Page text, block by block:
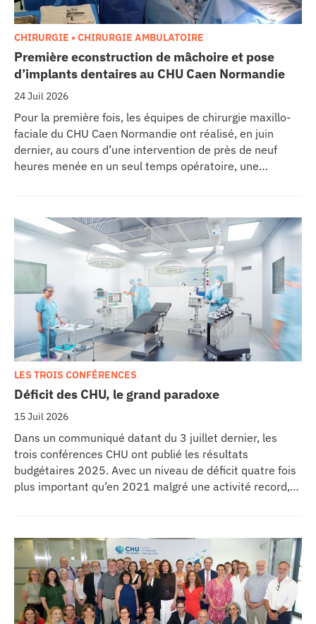
l’éditeur
un CHU
Première econstruction de mâchoire et pose
d’implants dentaires au CHU Caen Normandie
24 Juil 2026
CHIRURGIE • CHIRURGIE AMBULATOIRE
Pour la première fois, les équipes de chirurgie maxillo-
faciale du CHU Caen Normandie ont réalisé, en juin
dernier, au cours d’une intervention de près de neuf
heures menée en un seul temps opératoire, une
Déficit des CHU, le grand paradoxe
15 Juil 2026
LES TROIS CONFÉRENCES
Dans un communiqué datant du 3 juillet dernier, les
trois conférences CHU ont publié les résultats
budgétaires 2025. Avec un niveau de déficit quatre fois
plus important qu’en 2021 malgré une activité record,